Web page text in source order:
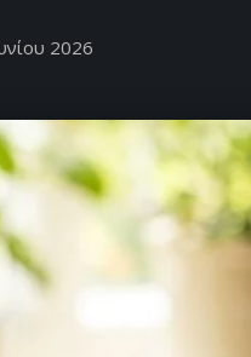
2026